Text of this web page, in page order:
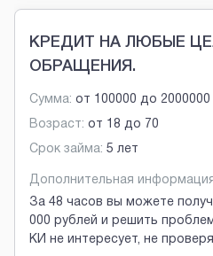
КРЕДИТ НА ЛЮБЫЕ
ОБРАЩЕНИЯ.
Сумма: от 100000 до 2000000
Возраст: от 18 до 70
Срок займа: 5 лет
Дополнительная
За 48 часов вы можете
000 рублей и решить
КИ не интересует, не